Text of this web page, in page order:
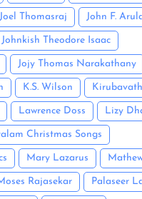
Joel Thomasraj John F.
Johnkish Theodore Isaac
Jojy Thomas Narakathany
K.S. Wilson
Lawrence Doss Lizy
Christmas Songs
Mary Lazarus
Rajasekar Palaseer